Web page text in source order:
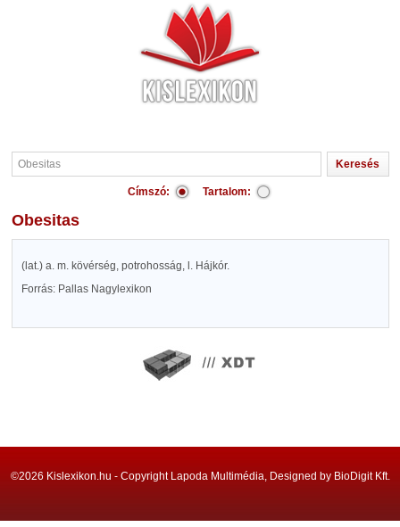
Címszó: Tartalom:
Obesitas
(lat.) a. m. kövérség, potrohosság, l. Hájkór.
Forrás: Pallas Nagylexikon
©2026 Kislexikon.hu - Copyright Lapoda Multimédia, Designed by BioDigit Kft.